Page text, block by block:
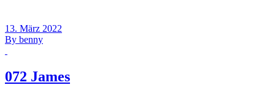
13. März 2022
By benny
072 James